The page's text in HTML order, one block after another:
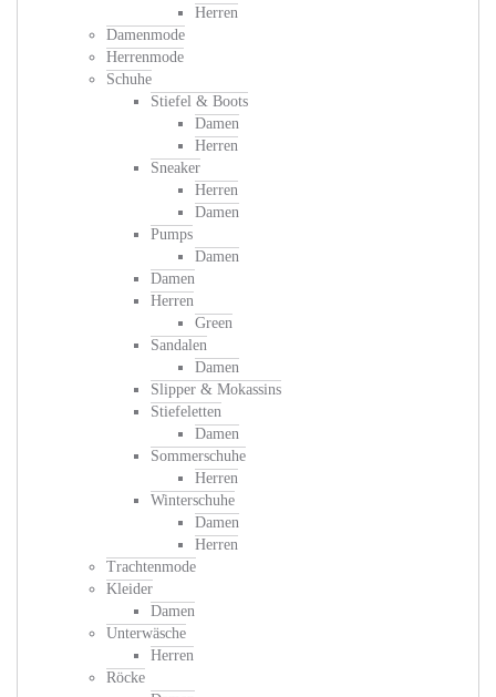
Herren
Damenmode
Herrenmode
Schuhe
Stiefel & Boots
Damen
Herren
Sneaker
Herren
Damen
Pumps
Damen
Damen
Herren
Green
Sandalen
Damen
Slipper & Mokassins
Stiefeletten
Damen
Sommerschuhe
Herren
Winterschuhe
Damen
Herren
Trachtenmode
Kleider
Damen
Unterwäsche
Herren
Röcke